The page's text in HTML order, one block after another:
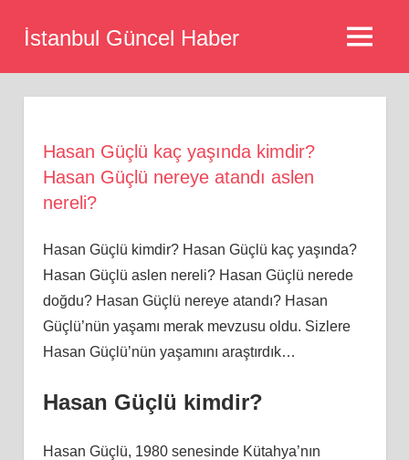
İstanbul Güncel Haber MENU
Hasan Güçlü kaç yaşında kimdir?
Hasan Güçlü nereye atandı aslen
nereli?
Hasan Güçlü kimdir? Hasan Güçlü kaç yaşında?
Hasan Güçlü aslen nereli? Hasan Güçlü nerede
doğdu? Hasan Güçlü nereye atandı? Hasan
Güçlü’nün yaşamı merak mevzusu oldu. Sizlere
Hasan Güçlü’nün yaşamını araştırdık…
Hasan Güçlü kimdir?
Hasan Güçlü, 1980 senesinde Kütahya’nın